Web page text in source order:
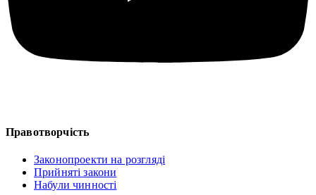
Правотворчість
Законопроекти на розгляді
Прийняті закони
Набули чинності